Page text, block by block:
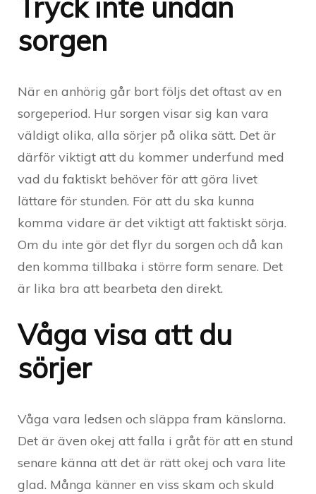
sorgen
När en anhörig går bort följs det oftast av en
sorgeperiod. Hur sorgen visar sig kan vara
väldigt olika, alla sörjer på olika sätt. Det är
därför viktigt att du kommer underfund med
vad du faktiskt behöver för att göra livet
lättare för stunden. För att du ska kunna
komma vidare är det viktigt att faktiskt sörja.
Om du inte gör det flyr du sorgen och då kan
den komma tillbaka i större form senare. Det
är lika bra att bearbeta den direkt.
Våga visa att du
sörjer
Våga vara ledsen och släppa fram känslorna.
Det är även okej att falla i gråt för att en stund
senare känna att det är rätt okej och vara lite
glad. Många känner en viss skam och skuld